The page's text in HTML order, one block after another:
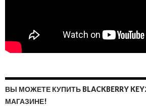
ВЫ МОЖЕТЕ КУПИТЬ BLACKBERRY
МАГАЗИНЕ!